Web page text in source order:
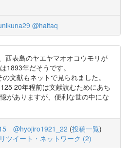
@haltaq
西表島のヤエヤマオオコウモリが
1893年だそうです。
文献もネットで見られました。
20年程前は文献読むためにあち
がありますが、便利な世の中にな
@hyojiro1921_22 (投稿一覧)
リツイート・ネットワーク (2)